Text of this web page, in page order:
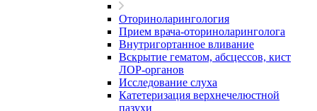
Оториноларингология
Прием врача-оториноларинголога
Внутригортанное вливание
Вскрытие гематом, абсцессов, кист
ЛОР-органов
Исследование слуха
Катетеризация верхнечелюстной
пазухи